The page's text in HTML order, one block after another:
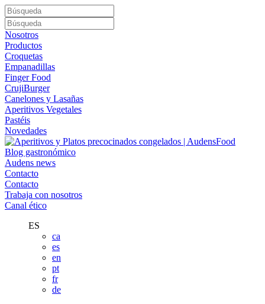
Nosotros
Productos
Croquetas
Empanadillas
Finger Food
CrujiBurger
Canelones y Lasañas
Aperitivos Vegetales
Pastéis
Novedades
Blog gastronómico
Audens news
Contacto
Contacto
Trabaja con nosotros
Canal ético
ES
ca
es
en
pt
fr
de